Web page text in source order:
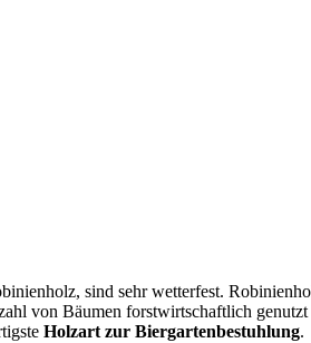
sind sehr wetterfest.
von Bäumen forstwirtschaftlich
Holzart zur Biergartenbestuhlung.